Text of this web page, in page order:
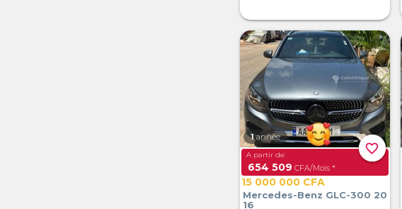
favorite_border
1 année
A partir de
654 509 CFA/Mois *
15 000 000 CFA
Mercedes-Benz GLC-300 20
16